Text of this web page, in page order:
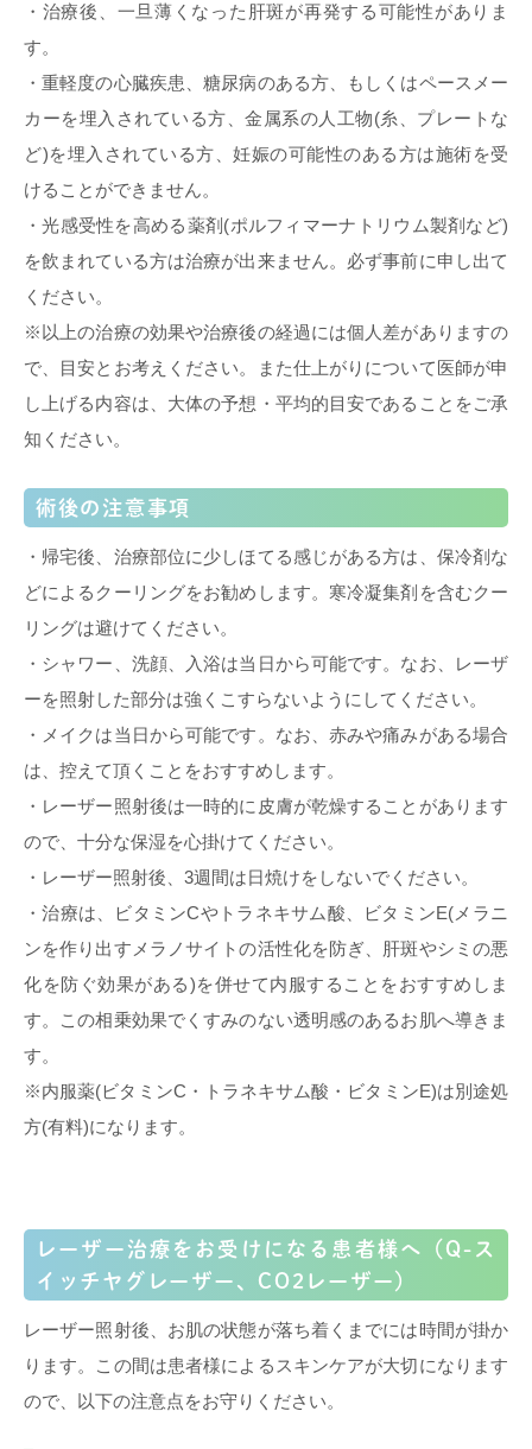
・治療後、一旦薄くなった肝斑が再発する可能性がありま
す。
・重軽度の心臓疾患、糖尿病のある方、もしくはペースメー
カーを埋入されている方、金属系の人工物(糸、プレートな
ど)を埋入されている方、妊娠の可能性のある方は施術を受
けることができません。
・光感受性を高める薬剤(ポルフィマーナトリウム製剤など)
を飲まれている方は治療が出来ません。必ず事前に申し出て
ください。
※以上の治療の効果や治療後の経過には個人差がありますの
で、目安とお考えください。また仕上がりについて医師が申
し上げる内容は、大体の予想・平均的目安であることをご承
知ください。
術後の注意事項
・帰宅後、治療部位に少しほてる感じがある方は、保冷剤な
どによるクーリングをお勧めします。寒冷凝集剤を含むクー
リングは避けてください。
・シャワー、洗顔、入浴は当日から可能です。なお、レーザ
ーを照射した部分は強くこすらないようにしてください。
・メイクは当日から可能です。なお、赤みや痛みがある場合
は、控えて頂くことをおすすめします。
・レーザー照射後は一時的に皮膚が乾燥することがあります
ので、十分な保湿を心掛けてください。
・レーザー照射後、3週間は日焼けをしないでください。
・治療は、ビタミンCやトラネキサム酸、ビタミンE(メラニ
ンを作り出すメラノサイトの活性化を防ぎ、肝斑やシミの悪
化を防ぐ効果がある)を併せて内服することをおすすめしま
す。この相乗効果でくすみのない透明感のあるお肌へ導きま
す。
※内服薬(ビタミンC・トラネキサム酸・ビタミンE)は別途処
方(有料)になります。
レーザー治療をお受けになる患者様へ（Q-ス
イッチヤグレーザー、CO2レーザー）
レーザー照射後、お肌の状態が落ち着くまでには時間が掛か
ります。この間は患者様によるスキンケアが大切になります
ので、以下の注意点をお守りください。